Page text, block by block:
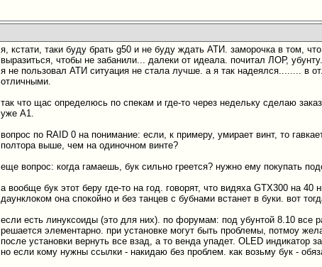
я, кстати, таки буду брать g50 и не буду ждать АТИ. заморочка в том,
выразиться, чтобы не забанили... далеки от идеала. почитал ЛОР,
я не пользовал АТИ ситуация не стала лучше. а я так надеялся........ в
отличными.
так что щас определюсь по спекам и где-то через недельку сделаю
уже А1.
вопрос по RAID 0 на понимание: если, к примеру, умирает винт, то
полтора выше, чем на одиночном винте?
еще вопрос: когда гамаешь, бук сильно греется? нужно ему покупать
а вообще бук этот беру где-то на год. говорят, что видяха GTX300 на
даунклоком она спокойно и без танцев с бубнами встанет в буки. вот
если есть линуксоиды (это для них). по форумам: под убунтой 8.10 все
решается элементарно. при установке могут быть проблемы, потмоу
после установки вернуть все взад, а то венда упадет. OLED индикатор
но если кому нужны ссылки - накидаю без проблем. как возьму бук -